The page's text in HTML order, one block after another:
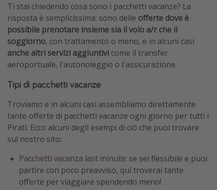
Ti stai chiedendo cosa sono i pacchetti vacanze? La
risposta è semplicissima: sono delle offerte dove è
possibile prenotare insieme sia il volo a/r che il
soggiorno, con trattamento o meno, e in alcuni casi
anche altri servizi aggiuntivi come il transfer
aeroportuale, l'autonoleggio o l'assicurazione.
Tipi di pacchetti vacanze
Troviamo e in alcuni casi assembliamo direttamente
tante offerte di pacchetti vacanze ogni giorno per tutti i
Pirati. Ecco alcuni degli esempi di ciò che puoi trovare
sul nostro sito:
Pacchetti vacanza last minute: se sei flessibile e puoi
partire con poco preavviso, qui troverai tante
offerte per viaggiare spendendo meno!